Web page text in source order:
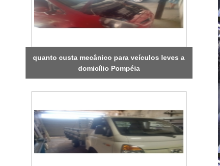
quanto custa mecânico para veículos leves a
domicílio Pompéia